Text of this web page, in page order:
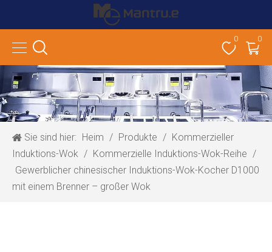
0 0
Sie sind hier: Heim / Produkte / Kommerzieller
Induktions-Wok / Kommerzielle Induktions-Wok-Reihe /
Gewerblicher chinesischer Induktions-Wok-Kocher D1000
mit einem Brenner – großer Wok